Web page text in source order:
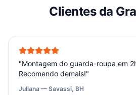
Clientes da
"Montagem do guarda-roupa em
Recomendo demais!"
Juliana — Savassi, BH